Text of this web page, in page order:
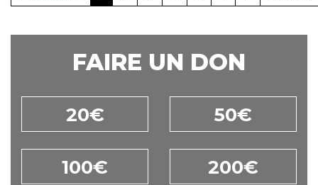
FAIRE UN DON
20€ 50€
100€ 200€